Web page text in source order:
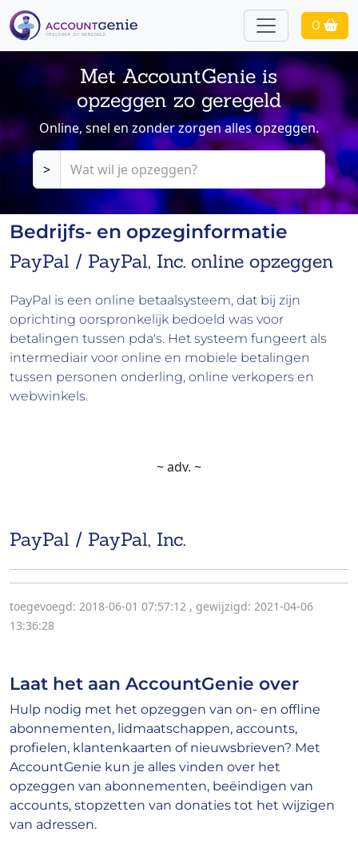
0
Met AccountGenie is
opzeggen zo geregeld
Online, snel en zonder zorgen alles opzeggen.
>
Bedrijfs- en opzeginformatie
PayPal / PayPal, Inc. online opzeggen
PayPal is een online betaalsysteem, dat bij zijn
oprichting oorspronkelijk bedoeld was voor
betalingen tussen pda's. Het systeem fungeert als
intermediair voor online en mobiele betalingen
tussen personen onderling, online verkopers en
webwinkels.
~ adv. ~
PayPal / PayPal, Inc.
toegevoegd: 2018-06-01 07:57:12 , gewijzigd: 2021-04-06
13:36:28
Laat het aan AccountGenie over
Hulp nodig met het opzeggen van on- en offline
abonnementen, lidmaatschappen, accounts,
profielen, klantenkaarten of nieuwsbrieven? Met
AccountGenie kun je alles vinden over het
opzeggen van abonnementen, beëindigen van
accounts, stopzetten van donaties tot het wijzigen
van adressen.